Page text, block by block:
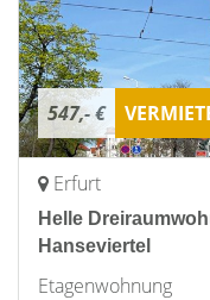
547,- €
Erfurt
Helle
Hanseviertel
Etagenwohnung